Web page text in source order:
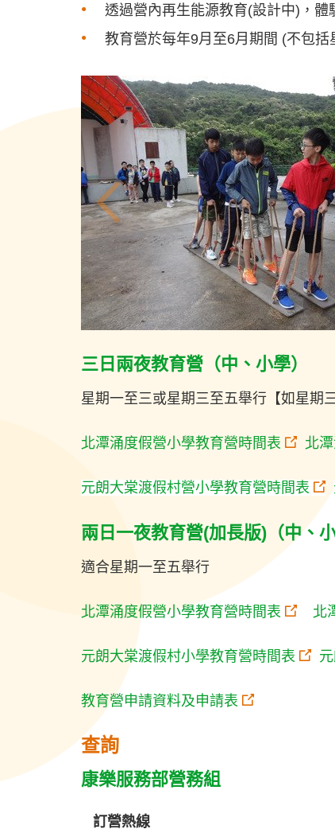
透過營內再生能源教育(設計中)，體
教育營於每年9月至6月期間 (不包
三日兩夜教育營（中、小學）
星期一至三或星期三至五舉行【如星期
北潭涌度假營小學教育營時間表 北
元朗大棠渡假村營小學教育營時間表
兩日一夜教育營(加長版)（中、小
適合星期一至五舉行
北潭涌度假營小學教育營時間表 北
元朗大棠渡假村小學教育營時間表
教育營申請資料及申請表
查詢
康樂服務部營務組
訂營熱線